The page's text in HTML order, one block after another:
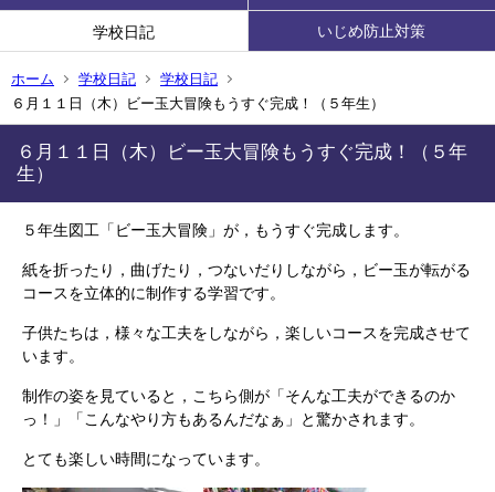
学校日記 いじめ防止対策
ホーム 学校日記
学校日記
６月１１日（木）ビー玉大冒険もうすぐ完成！（５年生）
６月１１日（木）ビー玉大冒険もうすぐ完成！（５年
生）
５年生図工「ビー玉大冒険」が，もうすぐ完成します。
紙を折ったり，曲げたり，つないだりしながら，ビー玉が転がる
コースを立体的に制作する学習です。
子供たちは，様々な工夫をしながら，楽しいコースを完成させて
います。
制作の姿を見ていると，こちら側が「そんな工夫ができるのか
っ！」「こんなやり方もあるんだなぁ」と驚かされます。
とても楽しい時間になっています。